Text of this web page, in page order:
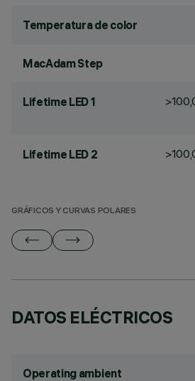
Temperatura de color
MacAdam Step
Lifetime LED 1
Lifetime LED 2
GRÁFICOS Y CURVAS POLARES
DATOS ELÉCTRICOS
Operating ambient